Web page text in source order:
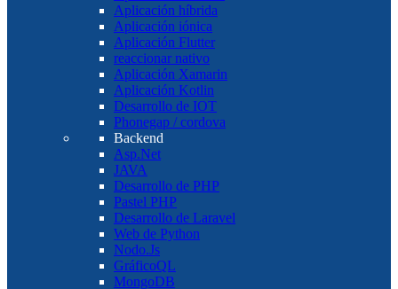
Aplicación híbrida
Aplicación iónica
Aplicación Flutter
reaccionar nativo
Aplicación Xamarin
Aplicación Kotlin
Desarrollo de IOT
Phonegap / cordova
Backend
Asp.Net
JAVA
Desarrollo de PHP
Pastel PHP
Desarrollo de Laravel
Web de Python
Nodo.Js
GráficoQL
MongoDB